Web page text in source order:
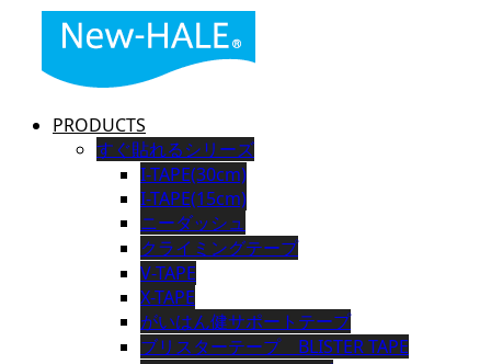
PRODUCTS
すぐ貼れるシリーズ
I-TAPE(30cm)
I-TAPE(15cm)
ニーダッシュ
クライミングテープ
V-TAPE
X-TAPE
がいはん健サポートテープ
ブリスターテープ BLISTER TAPE